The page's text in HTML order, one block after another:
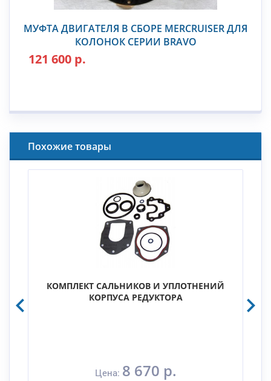
МУФТА ДВИГАТЕЛЯ В СБОРЕ MERCRUISER ДЛЯ
КОЛОНОК СЕРИИ BRAVO
121 600 р.
Похожие товары
КОМПЛЕКТ САЛЬНИКОВ И УПЛОТНЕНИЙ
КОРПУСА РЕДУКТОРА
Цена: 8 670 р.